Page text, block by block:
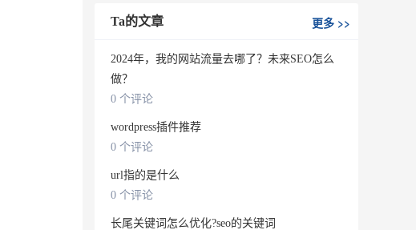
Ta的文章 更多>>
2024年，我的网站流量去哪了？未来SEO怎么
做？
0 个评论
wordpress插件推荐
0 个评论
url指的是什么
0 个评论
长尾关键词怎么优化?seo的关键词